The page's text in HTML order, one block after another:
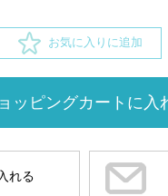
お気に入りに追加